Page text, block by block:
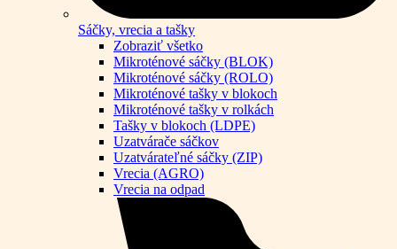
Sáčky, vrecia a tašky
Zobraziť všetko
Mikroténové sáčky (BLOK)
Mikroténové sáčky (ROLO)
Mikroténové tašky v blokoch
Mikroténové tašky v rolkách
Tašky v blokoch (LDPE)
Uzatvárače sáčkov
Uzatvárateľné sáčky (ZIP)
Vrecia (AGRO)
Vrecia na odpad